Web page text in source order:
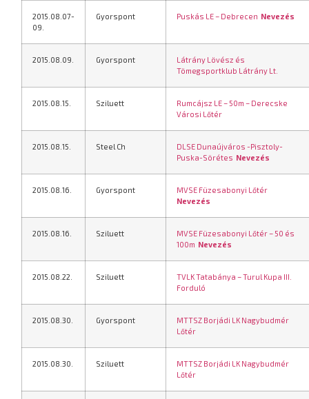
2015.08.07-
09.
Gyorspont Puskás LE – Debrecen Nevezés
2015.08.09. Gyorspont
Látrány Lövész és
Tömegsportklub Látrány Lt.
2015.08.15. Sziluett
Rumcájsz LE – 50m – Derecske
Városi Lőtér
2015.08.15. Steel Ch
DLSE Dunaújváros -Pisztoly-
Puska-Sörétes Nevezés
2015.08.16. Gyorspont MVSE Füzesabonyi Lőtér
Nevezés
2015.08.16. Sziluett MVSE Füzesabonyi Lőtér – 50 és
100m Nevezés
2015.08.22. Sziluett
TVLK Tatabánya – Turul Kupa III.
Forduló
2015.08.30. Gyorspont
MTTSZ Borjádi LK Nagybudmér
Lőtér
2015.08.30. Sziluett
MTTSZ Borjádi LK Nagybudmér
Lőtér